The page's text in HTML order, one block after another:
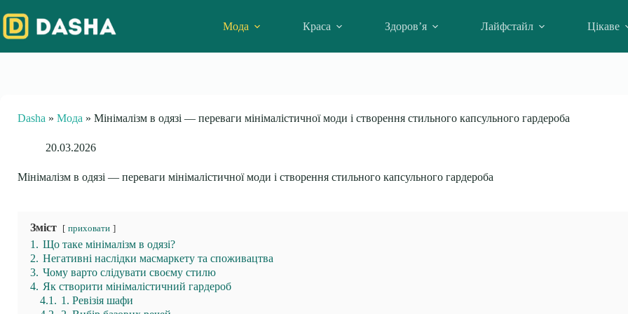
to
content
Мода Краса Здоров’я Лайфстайл Цікаве
Dasha » Мода » Мінімалізм в одязі — переваги мінімалістичної моди і створення стильного капсульного гардероба
20.03.2026
Мінімалізм в одязі — переваги мінімалістичної моди і створення стильного капсульного гардероба
Зміст приховати
1. Що таке мінімалізм в одязі?
2. Негативні наслідки масмаркету та споживацтва
3. Чому варто слідувати своєму стилю
4. Як створити мінімалістичний гардероб
4.1. 1. Ревізія шафи